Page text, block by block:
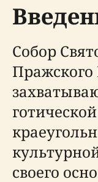
Собор
Пражского
своего